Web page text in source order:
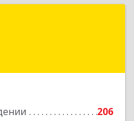
206
Озерск г, Ленина пр-